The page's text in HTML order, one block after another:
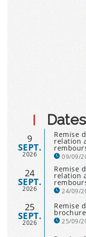
9
SEPT.
2026
Remise
relation
09/09/
24
SEPT.
2026
Remise
relation
24/09/
25
SEPT.
2026
Remise
25/09/